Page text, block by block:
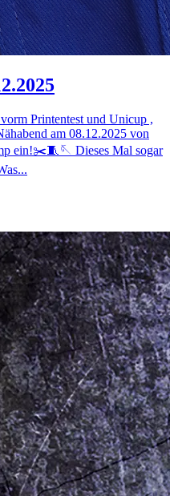
Printentest und Unicup ,
am 08.12.2025 von
ein!✂️🧵🪡 Dieses Mal sogar